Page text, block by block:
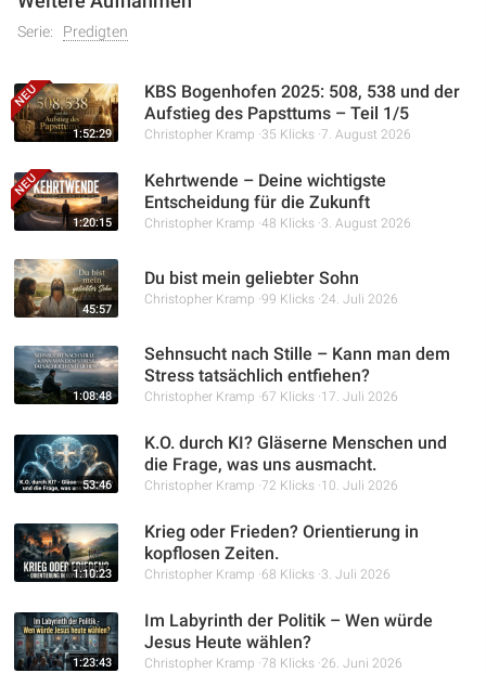
(Blut Jesu) – gut zu verwalten und im Gebet für andere
einzusetzen, um sie von Sünde zu befreien und ihnen den
Serie: Predigten
1:52:29
KBS Bogenhofen 2025: 508, 538 und der
Aufstieg des Papsttums – Teil 1/5
Christopher Kramp 35 Klicks 7. August 2026
1:20:15
Kehrtwende – Deine wichtigste
Entscheidung für die Zukunft
Christopher Kramp 48 Klicks 3. August 2026
45:57
Du bist mein geliebter Sohn
Christopher Kramp 99 Klicks 24. Juli 2026
1:08:48
Sehnsucht nach Stille – Kann man dem
Stress tatsächlich entfiehen?
Christopher Kramp 67 Klicks 17. Juli 2026
53:46
K.O. durch KI? Gläserne Menschen und
die Frage, was uns ausmacht.
Christopher Kramp 72 Klicks 10. Juli 2026
1:10:23
Krieg oder Frieden? Orientierung in
kopflosen Zeiten.
Christopher Kramp 68 Klicks 3. Juli 2026
1:23:43
Im Labyrinth der Politik – Wen würde
Jesus Heute wählen?
Christopher Kramp 78 Klicks 26. Juni 2026